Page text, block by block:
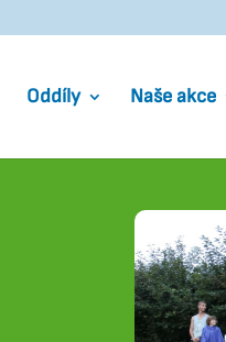
Oddíly Naše akce